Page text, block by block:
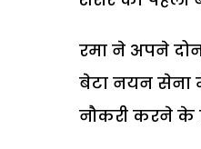
रमा ने अपने
बेटा नयन सेना
नौकरी करने के